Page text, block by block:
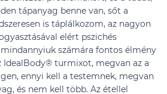
tápanyag benne van, sőt a
is táplálkozom, az nagyon
elért pszichés
számára fontos élmény
IdealBody® turmixot, megvan az a
ennyi kell a testemnek, megvan
és nem kell több. Az étellel